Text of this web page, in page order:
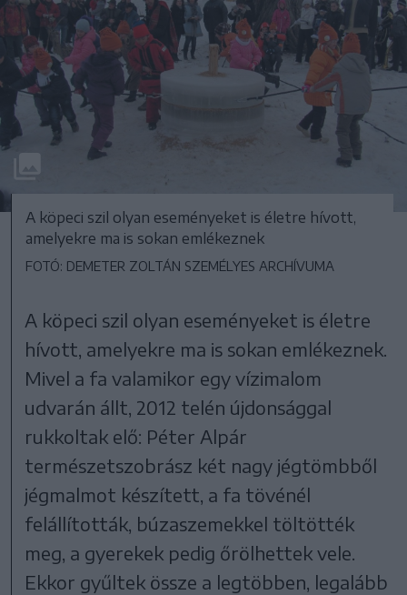
A köpeci szil olyan eseményeket is életre hívott,
amelyekre ma is sokan emlékeznek
FOTÓ: DEMETER ZOLTÁN SZEMÉLYES ARCHÍVUMA
A köpeci szil olyan eseményeket is életre
hívott, amelyekre ma is sokan emlékeznek.
Mivel a fa valamikor egy vízimalom
udvarán állt, 2012 telén újdonsággal
rukkoltak elő: Péter Alpár
természetszobrász két nagy jégtömbből
jégmalmot készített, a fa tövénél
felállították, búzaszemekkel töltötték
meg, a gyerekek pedig őrölhettek vele.
Ekkor gyűltek össze a legtöbben, legalább